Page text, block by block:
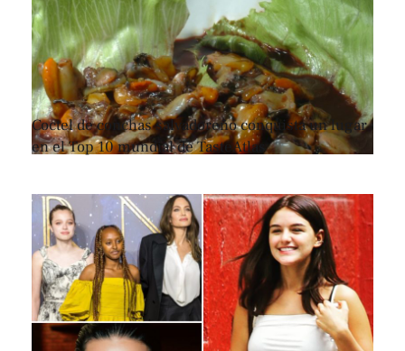
Coctel de conchas salvadoreño conquista un lugar
en el Top 10 mundial de TasteAtlas